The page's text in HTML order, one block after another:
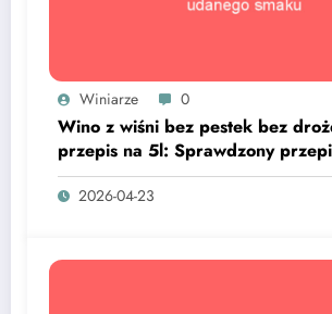
Winiarze 0
Wino z wiśni bez pestek bez
przepis na 5l: Sprawdzony
sekret udanego smaku
2026-04-23